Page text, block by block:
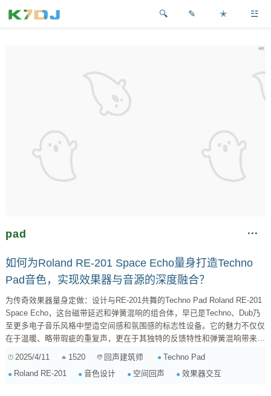
✎ ✭ ☳
pad
如何为Roland RE-201 Space Echo量身打造Techno
Pad音色，实现效果器与音源的深度融合？
为传奇效果器量身定做：设计与RE-201共舞的Techno Pad Roland RE-201
Space Echo，这台磁带延迟和弹簧混响的组合体，早已是Techno、Dub乃
至更多电子音乐风格中塑造空间感和氛围感的标志性设备。它的魅力不仅仅
在于温暖、略带瑕疵的重复声，更在于其独特的反馈特性和弹簧混响带来的
全发掘它的潜力。真正有趣的地方在于， 从头开始设计一个Pad音色，使其
特性就是为了与RE-201的延迟和混响发生奇妙的化学反应 。这是一种“为效
2025/4/11 1520 回声建筑师
Techno Pad
Roland RE-201
音色设计 空间回声 效果器交互